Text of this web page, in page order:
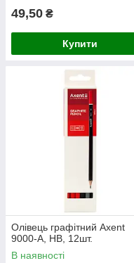
49,50 ₴
Купити
Олівець графітний Axent
9000-А, НВ, 12шт.
В наявності